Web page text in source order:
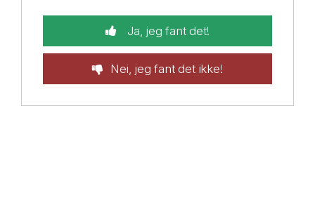
Ja, jeg fant det!
Nei, jeg fant det ikke!